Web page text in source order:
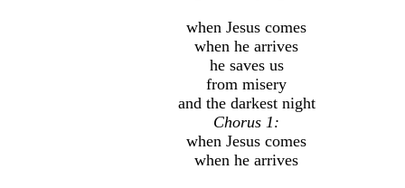
when Jesus comes
when he arrives
he saves us
from misery
and the darkest night
Chorus 1:
when Jesus comes
when he arrives